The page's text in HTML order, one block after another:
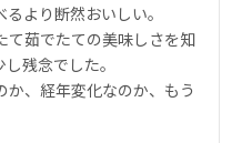
より断然おいしい。
て茹でたての美味しさを知
残念でした。
、経年変化なのか、もう